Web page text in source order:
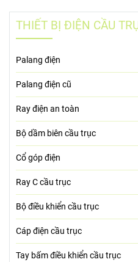
THIẾT BỊ ĐIỆN CẦU
Palang điện
Palang điện cũ
Ray điện an toàn
Bộ dầm biên cầu trục
Cổ góp điện
Ray C cầu trục
Bộ điều khiển cầu trục
Cáp điện cầu trục
Tay bấm điều khiển cầu trục